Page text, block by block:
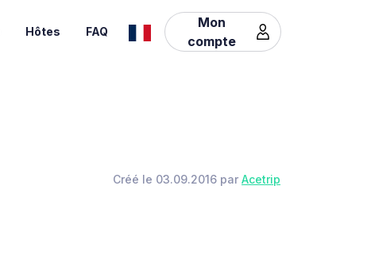
Hôtes FAQ
Mon
compte
Créé le 03.09.2016 par Acetrip